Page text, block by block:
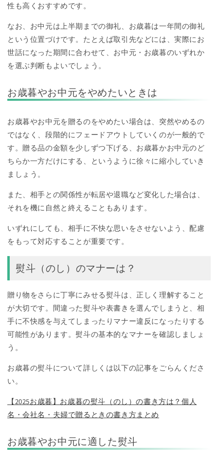
性も高くおすすめです。
なお、お中元は上半期までの御礼、お歳暮は一年間の御礼
という位置づけです。たとえば取引先などには、実際にお
世話になった期間に合わせて、お中元・お歳暮のいずれか
を選ぶ判断もよいでしょう。
お歳暮やお中元をやめたいときは
お歳暮やお中元を贈るのをやめたい場合は、突然やめるの
ではなく、段階的にフェードアウトしていくのが一般的で
す。贈る品の金額を少しずつ下げる、お歳暮かお中元のど
ちらか一方だけにする、というように徐々に縮小していき
ましょう。
また、相手との関係性が転居や退職など変化した場合は、
それを機に自然と終えることもあります。
いずれにしても、相手に不快な思いをさせないよう、配慮
をもって対応することが重要です。
熨斗（のし）のマナーは？
贈り物をさらに丁寧にみせる熨斗は、正しく理解すること
が大切です。間違った熨斗や表書きを選んでしまうと、相
手に不快感を与えてしまったりマナー違反になったりする
可能性があります。熨斗の基本的なマナーを確認しましょ
う。
お歳暮の熨斗について詳しくは以下の記事をごらんくださ
い。
【2025お歳暮】お歳暮の熨斗（のし）の書き方は？個人
名・会社名・夫婦で贈るときの書き方まとめ
お歳暮やお中元に適した熨斗